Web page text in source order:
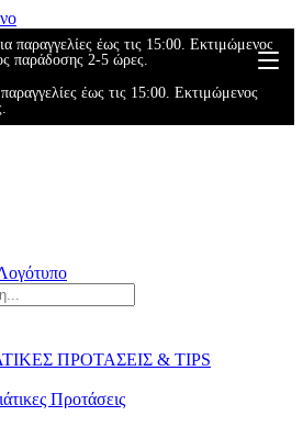
παραγγελίες έως τις 15:00. Εκτιμώμενος
παράδοσης 2-5 ώρες.
έως τις 15:00. Εκτιμώμενος
ΠΡΟΤΑΣΕΙΣ & TIPS
Προτάσεις